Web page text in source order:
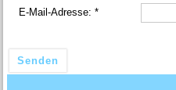
E-Mail-Adresse: *
Senden